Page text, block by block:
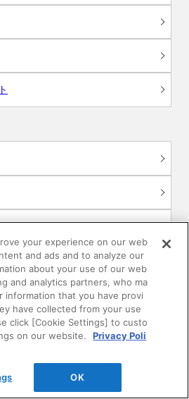
your experience on our web
and ads and to analyze our
about your use of our web
and analytics partners, who ma
information that you have provi
have collected from your use
click [Cookie Settings] to custo
on our website.
Privacy Poli
OK